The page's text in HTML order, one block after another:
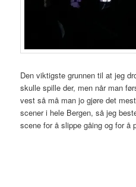
Den viktigste grunnen til at jeg
skulle spille der, men når man
vest så må man jo gjøre det
scener i hele Bergen, så jeg
scene for å slippe gåing og for å